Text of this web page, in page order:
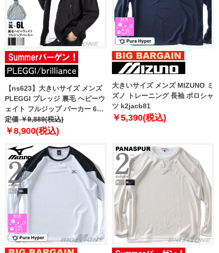
【ns623】大きいサイズ メンズ
PLEGGI プレッジ 裏毛 ヘビーウ
ェイト フルジップ パーカー 65-
78589-2 【t2503】
定価 ￥9,889(税込)
￥8,900(税込)
大きいサイズ メンズ MIZUNO ミ
ズノ トレーニング 長袖 ポロシャ
ツ k2jacb81
￥5,390(税込)